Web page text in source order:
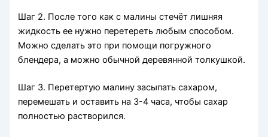
Шаг 2. После того как с малины стечёт лишняя
жидкость ее нужно перетереть любым способом.
Можно сделать это при помощи погружного
блендера, а можно обычной деревянной толкушкой.
Шаг 3. Перетертую малину засыпать сахаром,
перемешать и оставить на 3-4 часа, чтобы сахар
полностью растворился.